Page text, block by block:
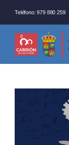
al
contenido
Teléfono: 979 880 259